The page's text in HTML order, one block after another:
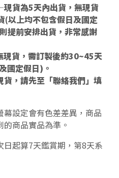
貨為5天內出貨，無現貨
以上均不包含假日及國定
提前安排出貨，非常感謝
貨，需訂製後約30~45天
國定假日)。
，請先至「聯絡我們」填
設定會有色差差異，商品
商品實品為準。
起算7天鑑賞期，第8天系